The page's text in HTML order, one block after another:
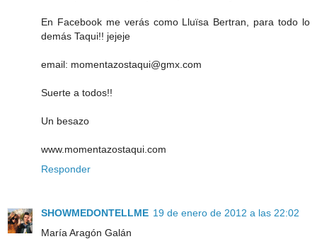
En Facebook me verás como Lluïsa Bertran, para todo lo
demás Taqui!! jejeje
email: momentazostaqui@gmx.com
Suerte a todos!!
Un besazo
www.momentazostaqui.com
Responder
SHOWMEDONTELLME 19 de enero de 2012 a las 22:02
María Aragón Galán